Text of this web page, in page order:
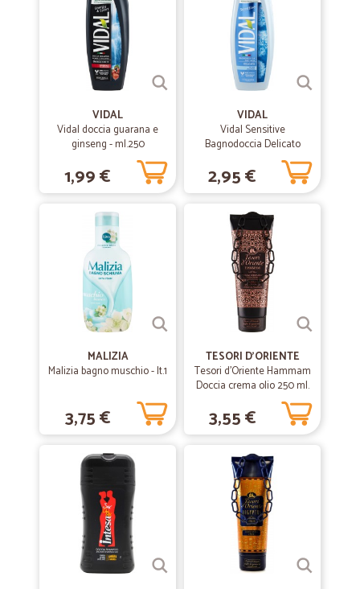
VIDAL
Vidal doccia guarana e
ginseng - ml.250
1,99 €
VIDAL
Vidal Sensitive
Bagnodoccia Delicato
Talco Liquido 500 ml
2,95 €
MALIZIA
Malizia bagno muschio - lt.1
3,75 €
TESORI D'ORIENTE
Tesori d'Oriente Hammam
Doccia crema olio 250 ml.
3,55 €